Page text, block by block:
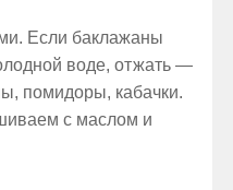
Если баклажаны
воде, отжать —
помидоры, кабачки.
с маслом и